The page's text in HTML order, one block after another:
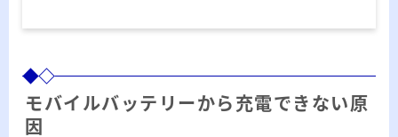
モバイルバッテリーから充電できない原
因